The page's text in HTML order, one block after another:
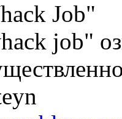
Job"
job"